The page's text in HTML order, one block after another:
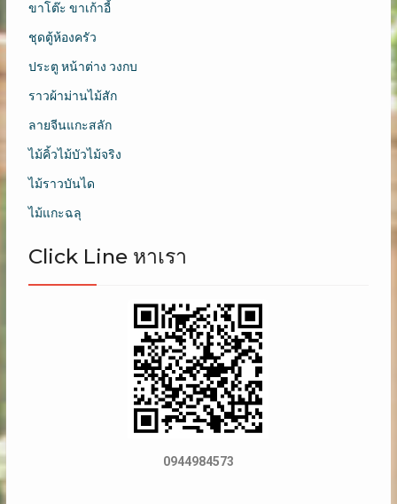
ขาโต๊ะ ขาเก้าอี้
ชุดตู้ห้องครัว
ประตู หน้าต่าง วงกบ
ราวผ้าม่านไม้สัก
ลายจีนแกะสลัก
ไม้คิ้วไม้บัวไม้จริง
ไม้ราวบันได
ไม้แกะฉลุ
Click Line หาเรา
0944984573